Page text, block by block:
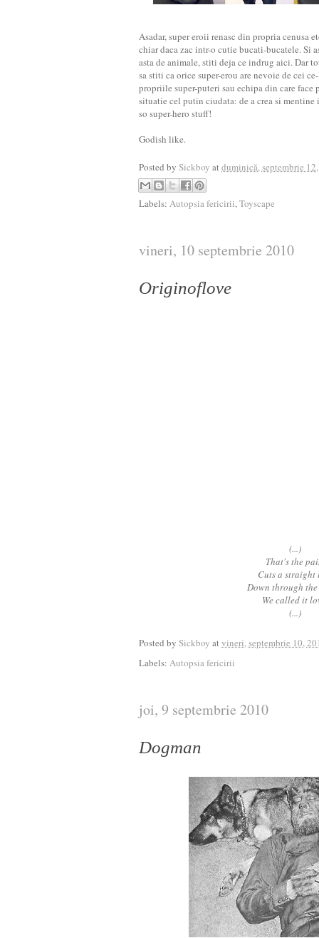
Asadar, super eroii renasc din propria cenusa
chiar daca zac intr-o cutie bucati-bucatele. Si
asta de animale, stiti deja ce indrug aici. Dar
sa stiti ca orice super-erou are nevoie de cei
propriile super-puteri sau echipa din care face
situatie cel putin ciudata: de a crea si
so super-hero stuff!
Godish like.
Posted by Sickboy at duminică, septembrie
Labels: Autopsia fericirii,Toyscape
vineri, 10 septembrie 2010
Originoflove
(...)
That's the
Cuts a straight
Down through
We called it
(...)
Posted by Sickboy atvineri, septembrie 10,
Labels: Autopsia fericirii
joi, 9 septembrie 2010
Dogman